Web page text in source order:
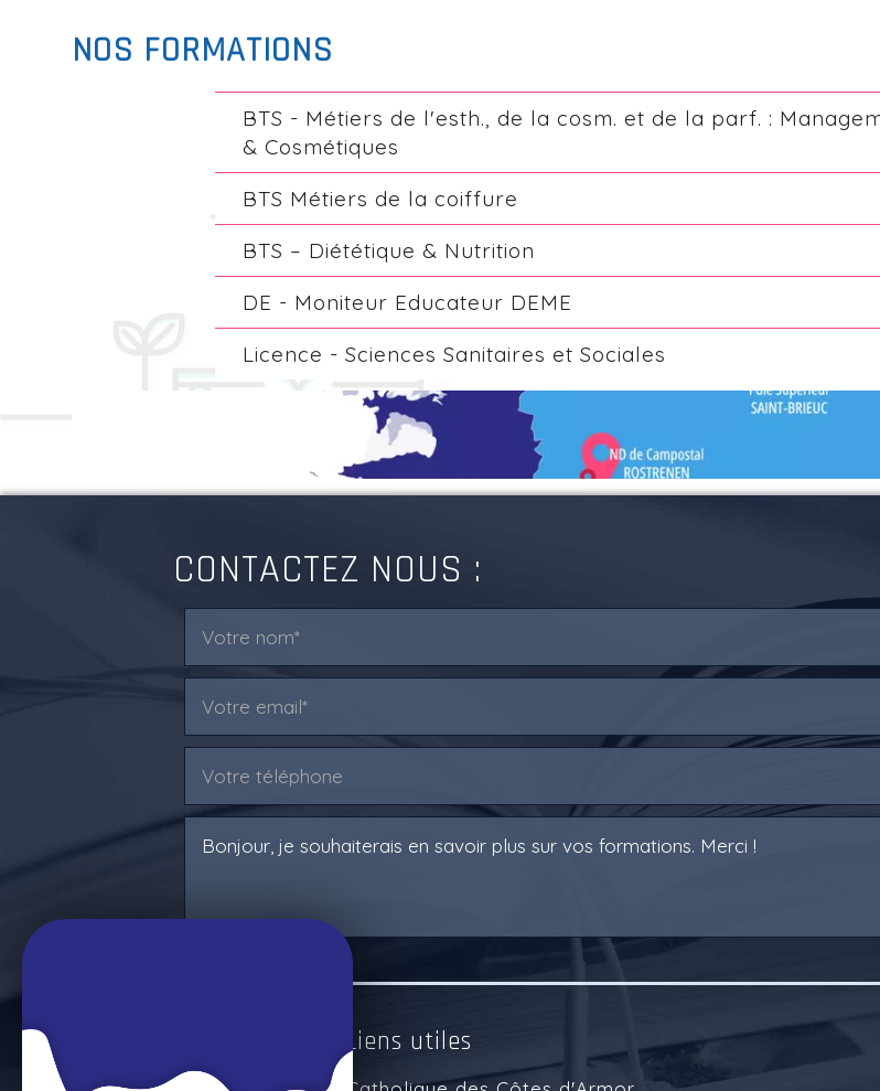
NOS FORMATIONS
BTS - Métiers de l'esth., de la cosm. et de la parf. :
& Cosmétiques
BTS Métiers de la coiffure
BTS – Diététique & Nutrition
DE - Moniteur Educateur DEME
Licence - Sciences Sanitaires et Sociales
CONTACTEZ NOUS :
Ressources & Liens utiles